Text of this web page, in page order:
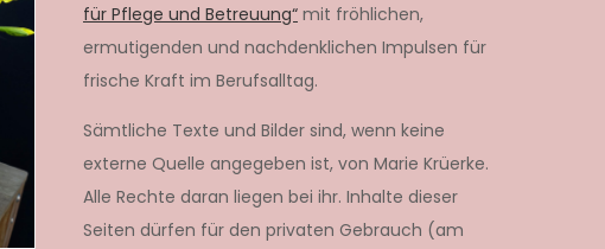
für Pflege und Betreuung“ mit fröhlichen,
ermutigenden und nachdenklichen Impulsen für
frische Kraft im Berufsalltag.
Sämtliche Texte und Bilder sind, wenn keine
externe Quelle angegeben ist, von Marie Krüerke.
Alle Rechte daran liegen bei ihr. Inhalte dieser
Seiten dürfen für den privaten Gebrauch (am